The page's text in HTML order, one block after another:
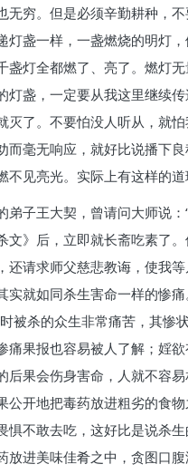
无穷。但是必须辛勤耕种，
灯盏一样，一盏燃烧的明灯
盏灯全都燃了、亮了。燃灯
灯盏，一定要从我这里继续
灭了。不要怕没人听从，就
而毫无响应，就好比说播下
不见亮光。实际上有这样的道
弟子王大契，曾请问大师说：
文》后，立即就长斋吃素了
还请求师父慈悲教诲，使我
实就如同杀生害命一样的惨痛
被杀的众生非常痛苦，其惨
痛果报也容易被人了解；婬
后果会伤身害命，人就不容
公开地把毒药放进粗劣的食
惧不敢去吃，这好比是说杀
放进美味佳肴之中，贪图口